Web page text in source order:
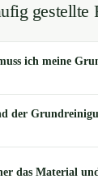
gestellte
ich meine
der
das Material